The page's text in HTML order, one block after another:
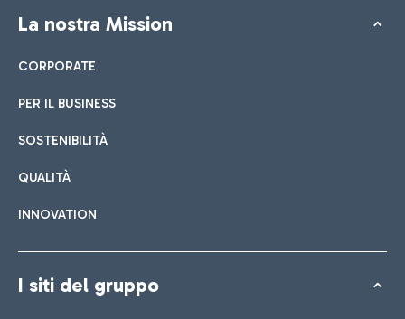
La nostra Mission
CORPORATE
PER IL BUSINESS
SOSTENIBILITÀ
QUALITÀ
INNOVATION
I siti del gruppo